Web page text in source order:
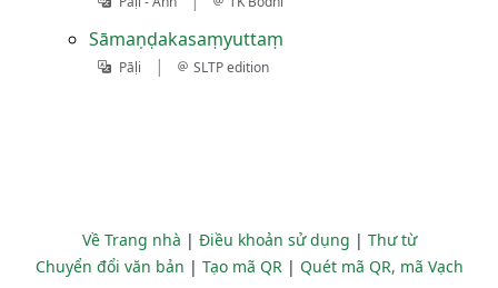
Sāmaṇḍakasaṃyuttaṃ
Pāḷi | SLTP edition
Về Trang nhà | Điều khoản sử dụng | Thư từ
Chuyển đổi văn bản | Tạo mã QR | Quét mã QR, mã Vạch